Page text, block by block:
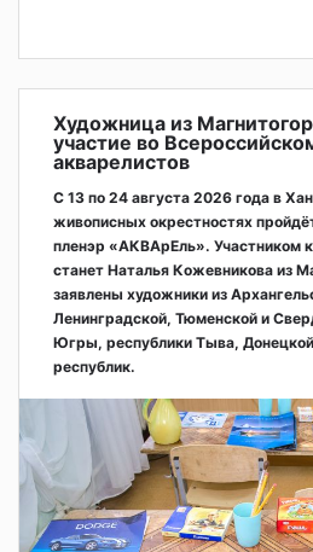
Художница из
участие во
акварелистов
С 13 по 24 августа 2026 года в
живописных окрестностях
пленэр «АКВАрЕль». Участником
станет Наталья Кожевникова из
заявлены художники из
Ленинградской, Тюменской и
Югры, республики Тыва,
республик.